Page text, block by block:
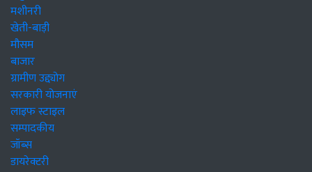
मशीनरी
खेती-बाड़ी
मौसम
बाजार
ग्रामीण उद्द्योग
सरकारी योजनाएं
लाइफ स्टाइल
सम्पादकीय
जॉब्स
डायरेक्टरी